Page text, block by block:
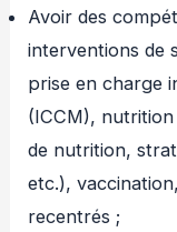
Avoir des
interventions de
prise en charge
(ICCM),
de nutrition,
etc.),
recentrés ;